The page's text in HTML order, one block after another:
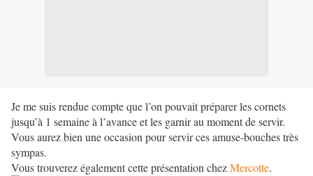
Je me suis rendue compte que l’on pouvait préparer les cornets
jusqu’à 1 semaine à l’avance et les garnir au moment de servir.
Vous aurez bien une occasion pour servir ces amuse-bouches très
sympas.
Vous trouverez également cette présentation chezMercotte.